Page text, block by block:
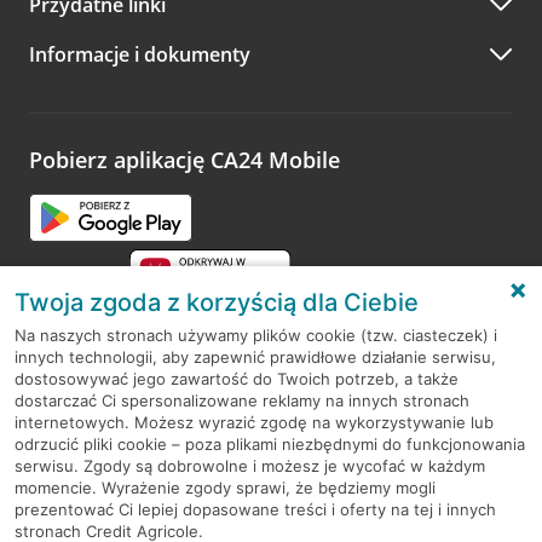
A po wizycie…
Zachęcamy do podzielenia się z nami opinią o wizycie.
opinie.
Informacje i dokumenty
Pobierz aplikację CA24 Mobile
RODO
Regulamin serwisu
Mapa serwisu
PolitykaCookies
Twoja zgoda z korzyścią dla Ciebie
Na naszych stronach używamy plików cookie (tzw. ciasteczek) i
innych technologii, aby zapewnić prawidłowe działanie serwisu,
dostosowywać jego zawartość do Twoich potrzeb, a także
dostarczać Ci spersonalizowane reklamy na innych stronach
internetowych. Możesz wyrazić zgodę na wykorzystywanie lub
odrzucić pliki cookie – poza plikami niezbędnymi do funkcjonowania
serwisu. Zgody są dobrowolne i możesz je wycofać w każdym
momencie. Wyrażenie zgody sprawi, że będziemy mogli
prezentować Ci lepiej dopasowane treści i oferty na tej i innych
stronach Credit Agricole.